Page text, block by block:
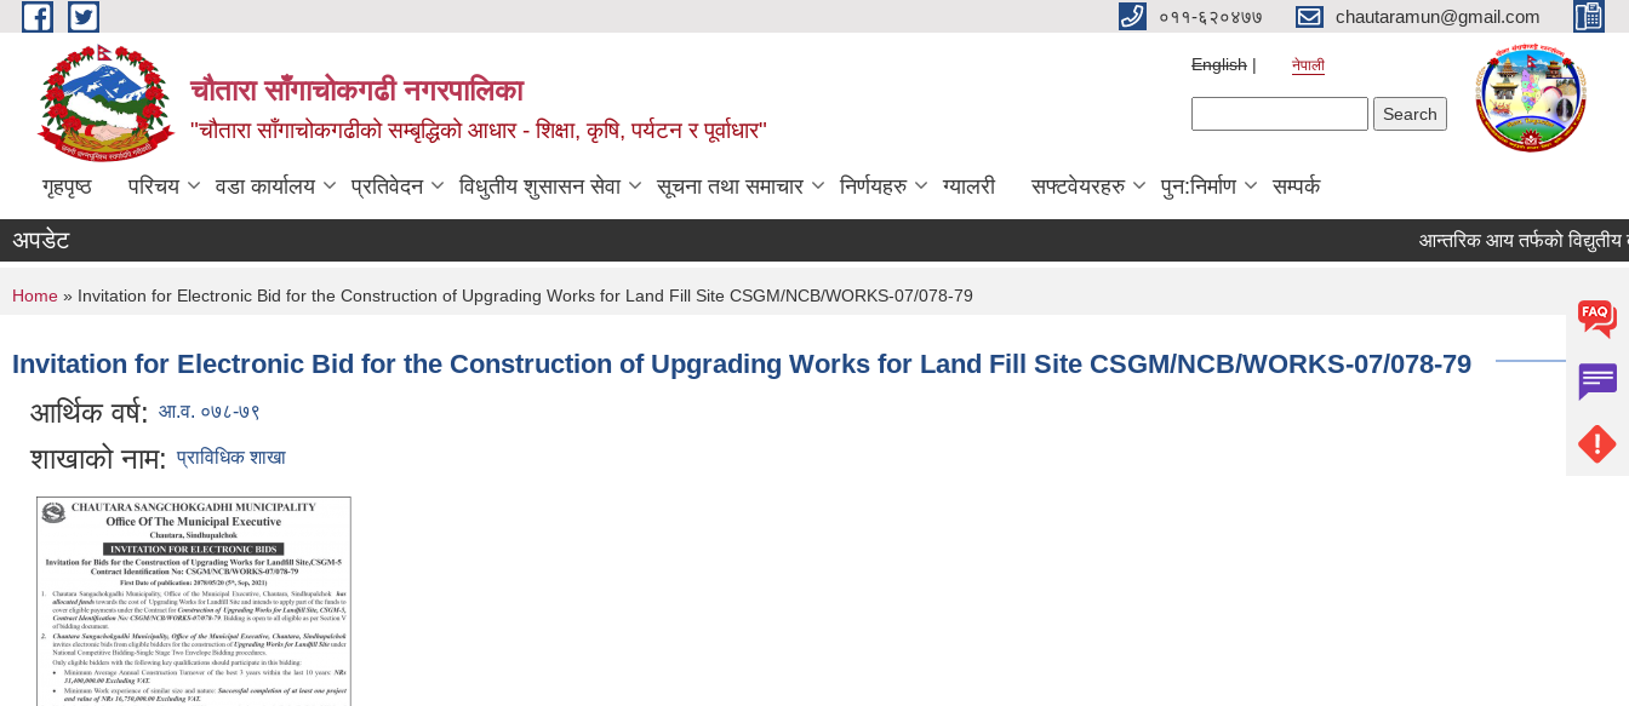
Skip to main content ०११-६२०४७७ chautaramun@gmail.com
चौतारा साँगाचोकगढी नगरपालिका
"चौतारा साँगाचोकगढीको सम्बृद्धिको आधार - शिक्षा, कृषि, पर्यटन र पूर्वाधार"
English नेपाली
गृहपृष्ठ परिचय वडा कार्यालय प्रतिवेदन विधुतीय शुसासन सेवा सूचना तथा समाचार निर्णयहरु ग्यालरी सफ्टवेयरहरु पुन:निर्माण सम्पर्क
अपडेट आन्तरिक आय तर्फको विद्युतीय
You are here
Home » Invitation for Electronic Bid for the Construction of Upgrading Works for Land Fill Site CSGM/NCB/WORKS-07/078-79
Invitation for Electronic Bid for the Construction of Upgrading Works for Land Fill Site CSGM/NCB/WORKS-07/078-79
आर्थिक वर्ष: आ.व. ०७८-७९
शाखाको नाम: प्राविधिक शाखा